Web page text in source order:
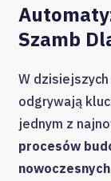
Szamb
W
odgrywają
jednym z
procesów